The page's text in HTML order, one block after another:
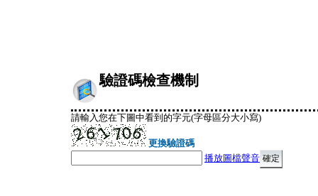
驗證碼檢查機制
請輸入您在下圖中看到的字元(字母區分大小寫)
更換驗證碼
播放圖檔聲音